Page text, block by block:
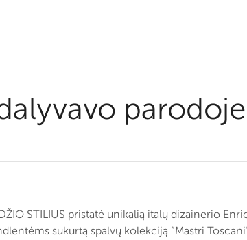
STILIUS pristatė unikalią italų dizainerio
sukurtą spalvų kolekciją “Mastri